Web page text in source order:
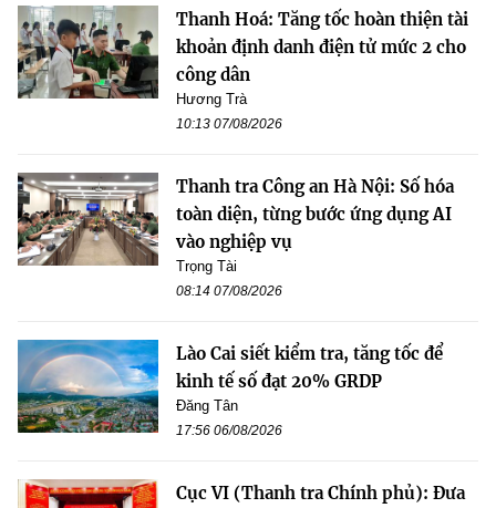
Thanh Hoá: Tăng tốc hoàn thiện tài
khoản định danh điện tử mức 2 cho
công dân
Hương Trà
10:13 07/08/2026
Thanh tra Công an Hà Nội: Số hóa
toàn diện, từng bước ứng dụng AI
vào nghiệp vụ
Trọng Tài
08:14 07/08/2026
Lào Cai siết kiểm tra, tăng tốc để
kinh tế số đạt 20% GRDP
Đăng Tân
17:56 06/08/2026
Cục VI (Thanh tra Chính phủ): Đưa